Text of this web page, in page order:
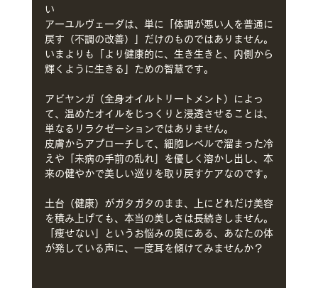
い
アーユルヴェーダは、単に「体調が悪い人を普通に
戻す（不調の改善）」だけのものではありません。
いまよりも「より健康的に、生き生きと、内側から
輝くように生きる」ための智慧です。
アビヤンガ（全身オイルトリートメント）によっ
て、温めたオイルをじっくりと浸透させることは、
単なるリラクゼーションではありません。
皮膚からアプローチして、細胞レベルで溜まった冷
えや「未病の手前の乱れ」を優しく溶かし出し、本
来の健やかで美しい巡りを取り戻すケアなのです。
土台（健康）がガタガタのまま、上にどれだけ美容
を積み上げても、本当の美しさは長続きしません。
「痩せない」というお悩みの奥にある、あなたの体
が発している声に、一度耳を傾けてみませんか？